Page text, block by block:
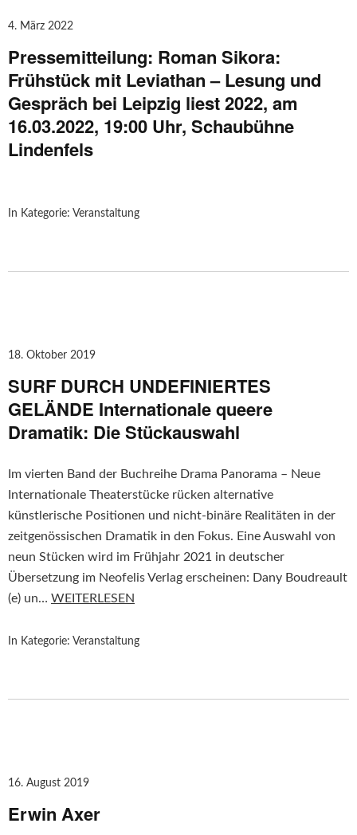
4. März 2022
Pressemitteilung: Roman Sikora:
Frühstück mit Leviathan – Lesung und
Gespräch bei Leipzig liest 2022, am
16.03.2022, 19:00 Uhr, Schaubühne
Lindenfels
In Kategorie: Veranstaltung
18. Oktober 2019
SURF DURCH UNDEFINIERTES
GELÄNDE Internationale queere
Dramatik: Die Stückauswahl
Im vierten Band der Buchreihe Drama Panorama – Neue
Internationale Theaterstücke rücken alternative
künstlerische Positionen und nicht-binäre Realitäten in der
zeitgenössischen Dramatik in den Fokus. Eine Auswahl von
neun Stücken wird im Frühjahr 2021 in deutscher
Übersetzung im Neofelis Verlag erscheinen: Dany Boudreault
(e) un… WEITERLESEN
In Kategorie: Veranstaltung
16. August 2019
Erwin Axer